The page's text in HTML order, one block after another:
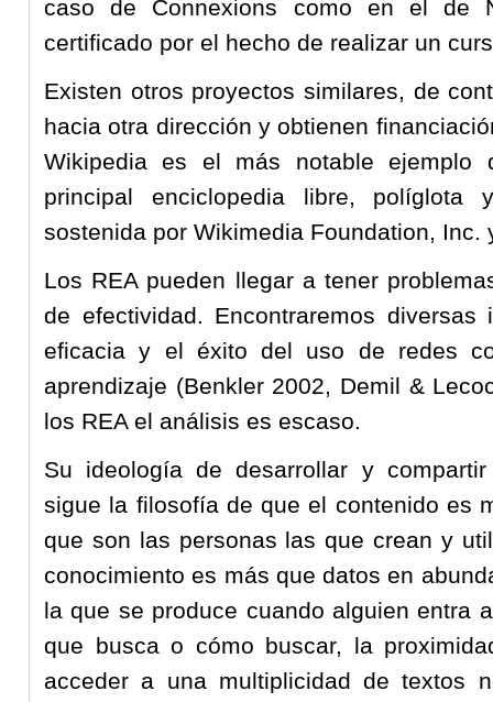
caso de Connexions como en el de
certificado por el hecho de realizar un
Existen otros proyectos similares, de
hacia otra dirección y obtienen
Wikipedia es el más notable
principal enciclopedia libre,
sostenida por Wikimedia Foundation, Inc.
Los REA pueden llegar a tener
de efectividad. Encontraremos
eficacia y el éxito del uso de redes
aprendizaje (Benkler 2002, Demil &
los REA el análisis es escaso.
Su ideología de desarrollar y
sigue la filosofía de que el contenido es
que son las personas las que crean y
conocimiento es más que datos en
la que se produce cuando alguien entra
que busca o cómo buscar, la
acceder a una multiplicidad de textos